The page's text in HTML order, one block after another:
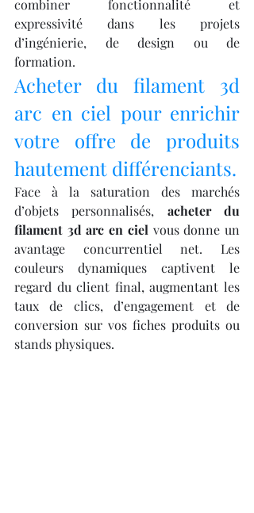
combiner fonctionnalité et
expressivité dans les projets
d’ingénierie, de design ou de
formation.
Acheter du filament 3d
arc en ciel pour enrichir
votre offre de produits
hautement différenciants.
Face à la saturation des marchés
d’objets personnalisés, acheter du
filament 3d arc en ciel vous donne un
avantage concurrentiel net. Les
couleurs dynamiques captivent le
regard du client final, augmentant les
taux de clics, d’engagement et de
conversion sur vos fiches produits ou
stands physiques.